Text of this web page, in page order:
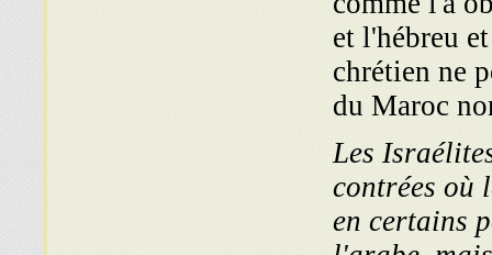
et l'hébreu
chrétien ne
du Maroc
Les
contrées où
en certains